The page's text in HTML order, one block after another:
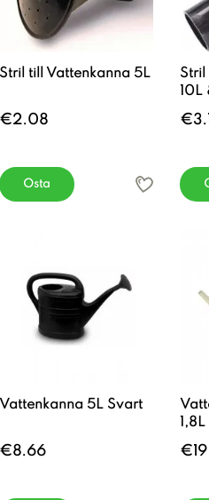
Stril till Vattenkanna 5L
€2.08
Osta
Stril
10L
Vattenkanna 5L Svart
€8.66
1,8L